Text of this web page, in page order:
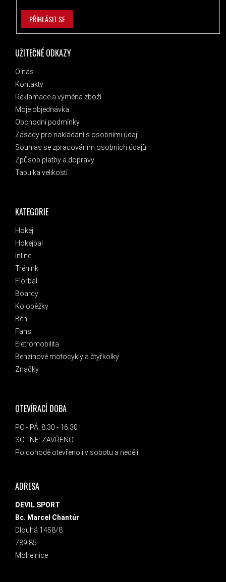
KATEGORIE
Hokej
Hokejbal
Inline
Trénink
Florbal
Boardy
Koloběžky
Běh
Fans
Eletromobilita
Benzínové motocykly a čtyřkolky
Značky
UŽITEČNÉ ODKAZY
O nás
Kontakty
Reklamace a výměna zboží
Moje objednávka
Obchodní podmínky
Zásady pro nakládání s osobními údaji
Souhlas se zpracováním osobních údajů
Způsob platby a dopravy
Tabulka velikostí
OTEVÍRACÍ DOBA
PO - PÁ: 8:30 - 16:30
SO - NE: ZAVŘENO
Po dohodě otevřeno i v sobotu a neděli.
ADRESA
DEVIL SPORT
Bc. Marcel Chantúr
Dlouhá 1458/8
789 85
Mohelnice
PŘIHLÁSIT SE